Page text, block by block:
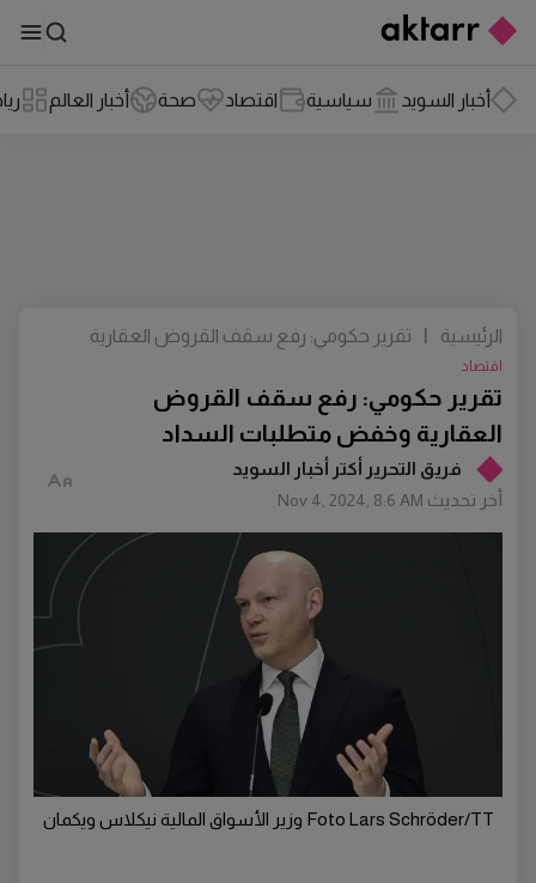
أخبار السويد سياسية اقتصاد صحة أخبار العالم
فريق التحرير أكتر أخبار السويد
أخر تحديث Nov 4, 2024, 8:6 AM
تقرير حكومي: رفع سقف القروض
العقارية وخفض متطلبات السداد
اقتصاد
الرئيسية |
تقرير حكومي: رفع سقف القروض العقارية
Foto Lars Schröder/TT وزير الأسواق المالية نيكلاس ويكمان